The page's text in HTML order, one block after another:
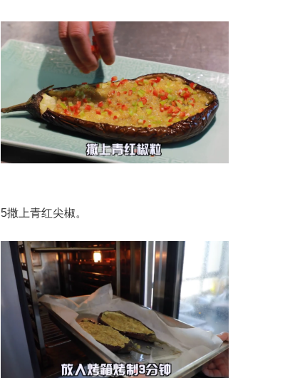
5撒上青红尖椒。